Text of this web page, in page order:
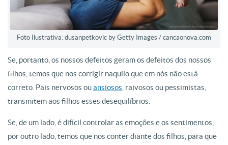
Foto Ilustrativa: dusanpetkovic by Getty Images / cancaonova.com
Se, portanto, os nossos defeitos geram os defeitos dos nossos
filhos, temos que nos corrigir naquilo que em nós não está
correto. Pais nervosos ouansiosos, raivosos ou pessimistas,
transmitem aos filhos esses desequilíbrios.
Se, de um lado, é difícil controlar as emoções e os sentimentos,
por outro lado, temos que nos conter diante dos filhos, para que